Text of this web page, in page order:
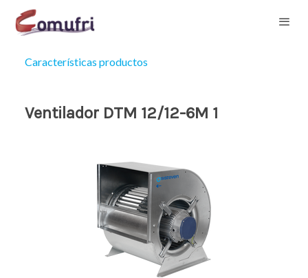
Características productos
Ventilador DTM 12/12-6M 1